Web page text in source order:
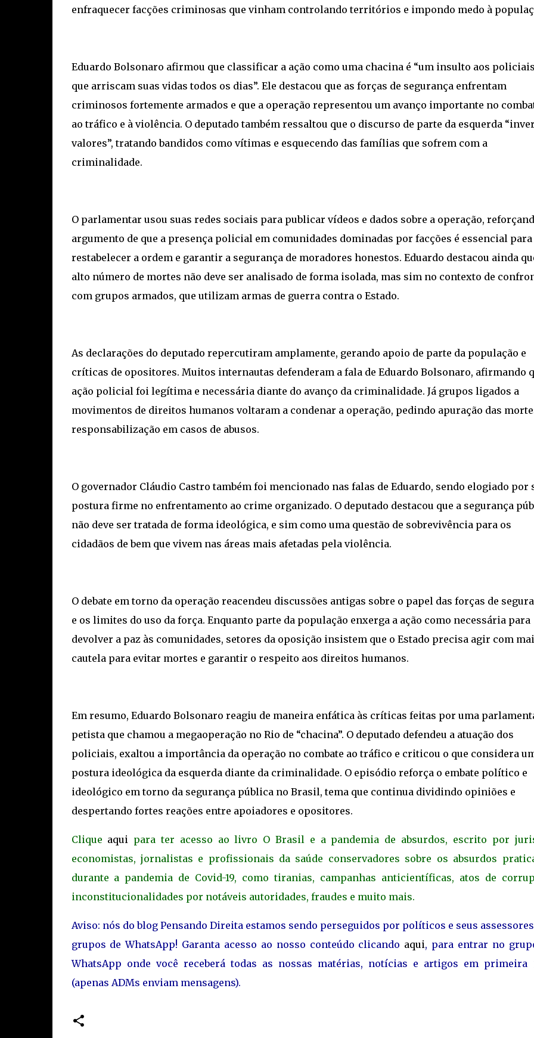
enfraquecer facções criminosas que vinham controlando territórios e impondo medo à
Eduardo Bolsonaro afirmou que classificar a ação como uma chacina é “um insulto aos policiais
que arriscam suas vidas todos os dias”. Ele destacou que as forças de segurança enfrentam
criminosos fortemente armados e que a operação representou um avanço importante no
ao tráfico e à violência. O deputado também ressaltou que o discurso de parte da esquerda
valores”, tratando bandidos como vítimas e esquecendo das famílias que sofrem com a
criminalidade.
O parlamentar usou suas redes sociais para publicar vídeos e dados sobre a operação,
argumento de que a presença policial em comunidades dominadas por facções é essencial para
restabelecer a ordem e garantir a segurança de moradores honestos. Eduardo destacou ainda
alto número de mortes não deve ser analisado de forma isolada, mas sim no contexto de
com grupos armados, que utilizam armas de guerra contra o Estado.
As declarações do deputado repercutiram amplamente, gerando apoio de parte da população e
críticas de opositores. Muitos internautas defenderam a fala de Eduardo Bolsonaro, afirmando
ação policial foi legítima e necessária diante do avanço da criminalidade. Já grupos ligados a
movimentos de direitos humanos voltaram a condenar a operação, pedindo apuração das
responsabilização em casos de abusos.
O governador Cláudio Castro também foi mencionado nas falas de Eduardo, sendo elogiado por
postura firme no enfrentamento ao crime organizado. O deputado destacou que a segurança
não deve ser tratada de forma ideológica, e sim como uma questão de sobrevivência para os
cidadãos de bem que vivem nas áreas mais afetadas pela violência.
O debate em torno da operação reacendeu discussões antigas sobre o papel das forças de
e os limites do uso da força. Enquanto parte da população enxerga a ação como necessária para
devolver a paz às comunidades, setores da oposição insistem que o Estado precisa agir com
cautela para evitar mortes e garantir o respeito aos direitos humanos.
Em resumo, Eduardo Bolsonaro reagiu de maneira enfática às críticas feitas por uma
petista que chamou a megaoperação no Rio de “chacina”. O deputado defendeu a atuação dos
policiais, exaltou a importância da operação no combate ao tráfico e criticou o que considera
postura ideológica da esquerda diante da criminalidade. O episódio reforça o embate político e
ideológico em torno da segurança pública no Brasil, tema que continua dividindo opiniões e
despertando fortes reações entre apoiadores e opositores.
Clique aqui para ter acesso ao livro O Brasil e a pandemia de absurdos, escrito por
economistas, jornalistas e profissionais da saúde conservadores sobre os absurdos
durante a pandemia de Covid-19, como tiranias, campanhas anticientíficas, atos de
inconstitucionalidades por notáveis autoridades, fraudes e muito mais.
Aviso: nós do blog Pensando Direita estamos sendo perseguidos por políticos e seus
grupos de WhatsApp! Garanta acesso ao nosso conteúdo clicando aqui, para entrar no
WhatsApp onde você receberá todas as nossas matérias, notícias e artigos em primeira
(apenas ADMs enviam mensagens).